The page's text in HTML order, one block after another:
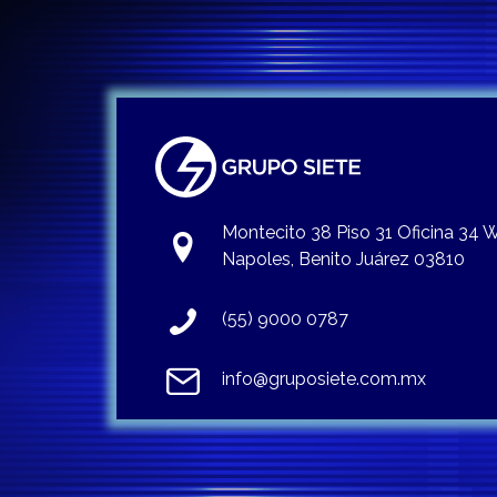
Montecito 38 Piso 31 Oficina 34
Napoles, Benito Juárez 03810
(55) 9000 0787
info@gruposiete.com.mx